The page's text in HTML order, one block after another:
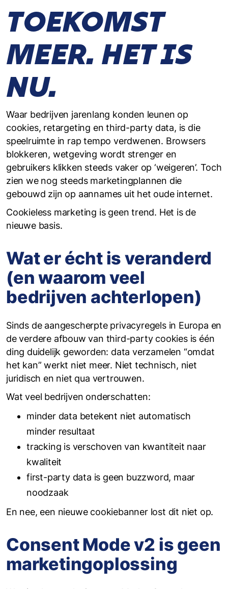
TOEKOMST
MEER. HET IS
NU.
Waar bedrijven jarenlang konden leunen op
cookies, retargeting en third-party data, is die
speelruimte in rap tempo verdwenen. Browsers
blokkeren, wetgeving wordt strenger en
gebruikers klikken steeds vaker op ‘weigeren’. Toch
zien we nog steeds marketingplannen die
gebouwd zijn op aannames uit het oude internet.
Cookieless marketing is geen trend. Het is de
nieuwe basis.
Wat er écht is veranderd
(en waarom veel
bedrijven achterlopen)
Sinds de aangescherpte privacyregels in Europa en
de verdere afbouw van third-party cookies is één
ding duidelijk geworden: data verzamelen “omdat
het kan” werkt niet meer. Niet technisch, niet
juridisch en niet qua vertrouwen.
Wat veel bedrijven onderschatten:
minder data betekent niet automatisch
minder resultaat
tracking is verschoven van kwantiteit naar
kwaliteit
first-party data is geen buzzword, maar
noodzaak
En nee, een nieuwe cookiebanner lost dit niet op.
Consent Mode v2 is geen
marketingoplossing